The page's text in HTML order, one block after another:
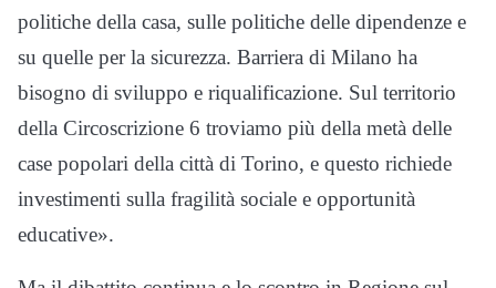
politiche della casa, sulle politiche delle dipendenze e
su quelle per la sicurezza. Barriera di Milano ha
bisogno di sviluppo e riqualificazione. Sul territorio
della Circoscrizione 6 troviamo più della metà delle
case popolari della città di Torino, e questo richiede
investimenti sulla fragilità sociale e opportunità
educative».